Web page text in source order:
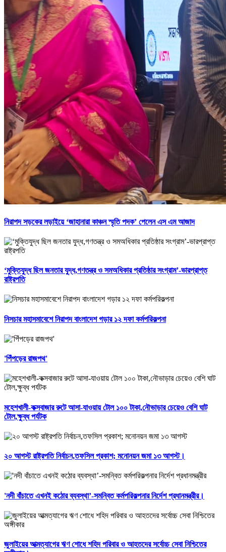
নিরাপদ সড়কের লড়াইয়ে ‘জাহানারা কাঞ্চন স্মৃতি পদক’ পেলেন এস এম আজাদ
‘মুক্তিযুদ্ধ ছিল জনতার যুদ্ধ,গণতন্ত্র ও সমঅধিকার প্রতিষ্ঠার সংগ্রাম’-ভারপ্রাপ্ত
রাষ্ট্রপতি
নিসচার মহাসমাবেশে নিরাপদ বাংলাদেশ গড়ার ১২ দফা কর্মপরিকল্পনা
'পিঁপড়ের রাজপথ'
মহেশখালী-কক্সবাজার রুটে আসা-যাওয়ায় টোল ১০০ টাকা,নৌভাড়ার চেয়েও বেশি ঘাট
টোল,ক্ষুব্ধ পর্যটক
২০ আগস্ট রাষ্ট্রপতি নির্বাচন,তফসিল প্রকাশ; মনোনয়ন জমা ১৩ আগস্ট।
'নদী বাঁচাতে এখনই কঠোর ব্যবস্থা’-সমন্বিত কর্মপরিকল্পনার নির্দেশ প্রধানমন্ত্রীর।
জুলাইয়ের আত্মত্যাগের ঋণ শোধে শহিদ পরিবার ও আহতদের সর্বোচ্চ সেবা নিশ্চিতের